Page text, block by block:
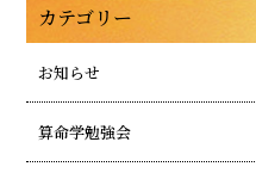
カテゴリー
お知らせ
算命学勉強会